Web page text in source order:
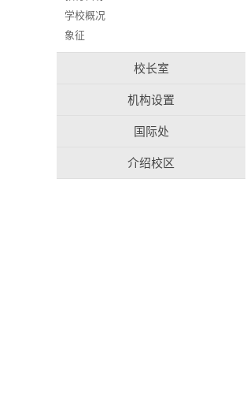
学校概况
象征
校长室
机构设置
国际处
介绍校区